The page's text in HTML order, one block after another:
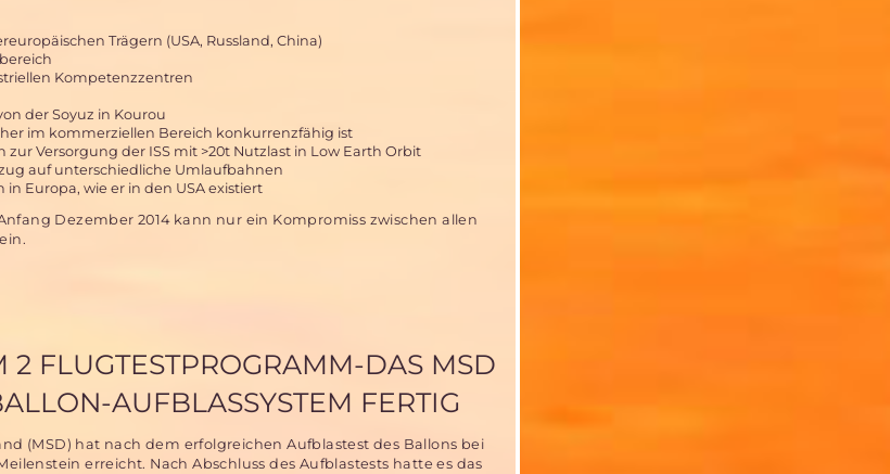
Trägern (USA, Russland, China)
Kompetenzzentren
der Soyuz in Kourou
im kommerziellen Bereich konkurrenzfähig ist
Versorgung der ISS mit >20t Nutzlast in Low Earth Orbit
auf unterschiedliche Umlaufbahnen
Europa, wie er in den USA existiert
Dezember 2014 kann nur ein Kompromiss zwischen allen
2 FLUGTESTPROGRAMM-DAS MSD
AUFBLASSYSTEM FERTIG
(MSD) hat nach dem erfolgreichen Aufblastest des Ballons bei
erreicht. Nach Abschluss des Aufblastests hatte es das